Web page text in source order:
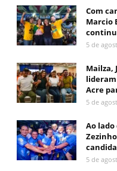
Com
Marcio
5 de
Mailza,
Acre
5 de
Ao lado
5 de